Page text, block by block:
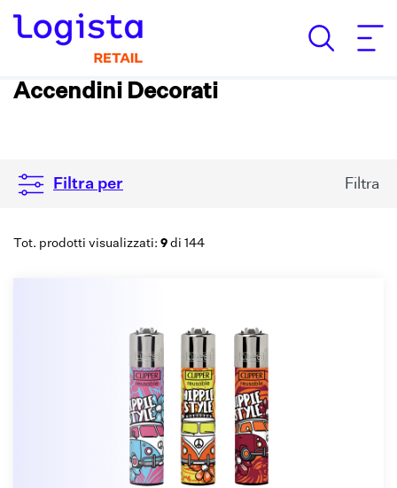
Accendini Decorati
Filtra per Filtra
Tot. prodotti visualizzati: 9 di 144